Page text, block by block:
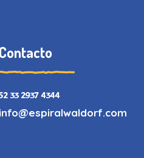
Contacto
33 2937 4344
info@espiralwaldorf.com